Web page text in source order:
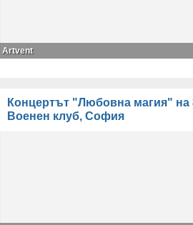
Artvent
Концертът "Любовна магия"
Военен клуб, София